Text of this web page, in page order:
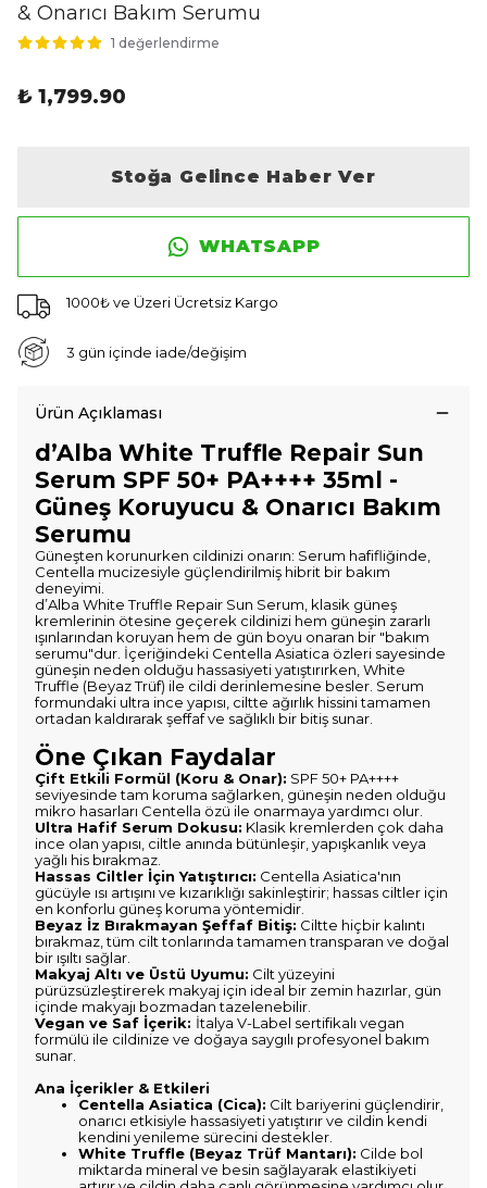
& Onarıcı Bakım Serumu
1 değerlendirme
₺ 1,799.90
Stoğa Gelince Haber Ver
WHATSAPP
1000₺ ve Üzeri Ücretsiz Kargo
3 gün içinde iade/değişim
Ürün Açıklaması
d’Alba White Truffle Repair Sun
Serum SPF 50+ PA++++ 35ml -
Güneş Koruyucu & Onarıcı Bakım
Serumu
Güneşten korunurken cildinizi onarın: Serum hafifliğinde,
Centella mucizesiyle güçlendirilmiş hibrit bir bakım
deneyimi.
d’Alba White Truffle Repair Sun Serum, klasik güneş
kremlerinin ötesine geçerek cildinizi hem güneşin zararlı
ışınlarından koruyan hem de gün boyu onaran bir "bakım
serumu"dur. İçeriğindeki Centella Asiatica özleri sayesinde
güneşin neden olduğu hassasiyeti yatıştırırken, White
Truffle (Beyaz Trüf) ile cildi derinlemesine besler. Serum
formundaki ultra ince yapısı, ciltte ağırlık hissini tamamen
ortadan kaldırarak şeffaf ve sağlıklı bir bitiş sunar.
Öne Çıkan Faydalar
Çift Etkili Formül (Koru & Onar): SPF 50+ PA++++
seviyesinde tam koruma sağlarken, güneşin neden olduğu
mikro hasarları Centella özü ile onarmaya yardımcı olur.
Ultra Hafif Serum Dokusu: Klasik kremlerden çok daha
ince olan yapısı, ciltle anında bütünleşir, yapışkanlık veya
yağlı his bırakmaz.
Hassas Ciltler İçin Yatıştırıcı: Centella Asiatica'nın
gücüyle ısı artışını ve kızarıklığı sakinleştirir; hassas ciltler için
en konforlu güneş koruma yöntemidir.
Beyaz İz Bırakmayan Şeffaf Bitiş: Ciltte hiçbir kalıntı
bırakmaz, tüm cilt tonlarında tamamen transparan ve doğal
bir ışıltı sağlar.
Makyaj Altı ve Üstü Uyumu: Cilt yüzeyini
pürüzsüzleştirerek makyaj için ideal bir zemin hazırlar, gün
içinde makyajı bozmadan tazelenebilir.
Vegan ve Saf İçerik: İtalya V-Label sertifikalı vegan
formülü ile cildinize ve doğaya saygılı profesyonel bakım
sunar.
Ana İçerikler & Etkileri
Centella Asiatica (Cica): Cilt bariyerini güçlendirir,
onarıcı etkisiyle hassasiyeti yatıştırır ve cildin kendi
kendini yenileme sürecini destekler.
White Truffle (Beyaz Trüf Mantarı): Cilde bol
miktarda mineral ve besin sağlayarak elastikiyeti